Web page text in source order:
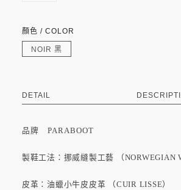
顏色 / COLOR
NOIR 黑
DETAIL
品牌PARABOOT
製鞋工法：挪威縫製工藝 （NORWEGIAN
皮革：油蠟小牛皮皮革 （CUIR LISSE）